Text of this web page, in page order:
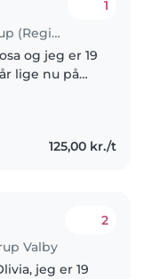
Babysitter i Kastrup (Region Hovedstaden)
1
og jeg er 19
lige nu på
have efter
Sidste år
125,00 kr./t
Valby
2
jeg er 19